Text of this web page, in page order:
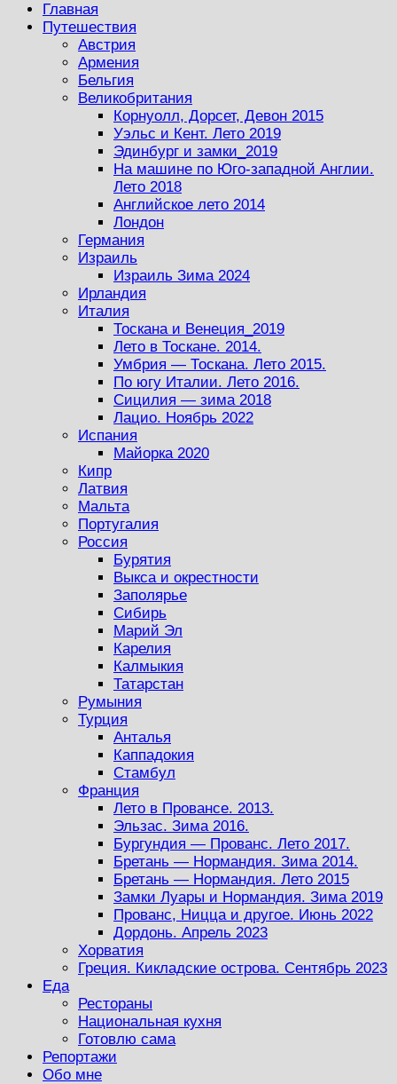
Главная
Путешествия
Австрия
Армения
Бельгия
Великобритания
Корнуолл, Дорсет, Девон 2015
Уэльс и Кент. Лето 2019
Эдинбург и замки_2019
На машине по Юго-западной Англии.
Лето 2018
Английское лето 2014
Лондон
Германия
Израиль
Израиль Зима 2024
Ирландия
Италия
Тоскана и Венеция_2019
Лето в Тоскане. 2014.
Умбрия — Тоскана. Лето 2015.
По югу Италии. Лето 2016.
Сицилия — зима 2018
Лацио. Ноябрь 2022
Испания
Майорка 2020
Кипр
Латвия
Мальта
Португалия
Россия
Бурятия
Выкса и окрестности
Заполярье
Сибирь
Марий Эл
Карелия
Калмыкия
Татарстан
Румыния
Турция
Анталья
Каппадокия
Стамбул
Франция
Лето в Провансе. 2013.
Эльзас. Зима 2016.
Бургундия — Прованс. Лето 2017.
Бретань — Нормандия. Зима 2014.
Бретань — Нормандия. Лето 2015
Замки Луары и Нормандия. Зима 2019
Прованс, Ницца и другое. Июнь 2022
Дордонь. Апрель 2023
Хорватия
Греция. Кикладские острова. Сентябрь 2023
Еда
Рестораны
Национальная кухня
Готовлю сама
Репортажи
Обо мне